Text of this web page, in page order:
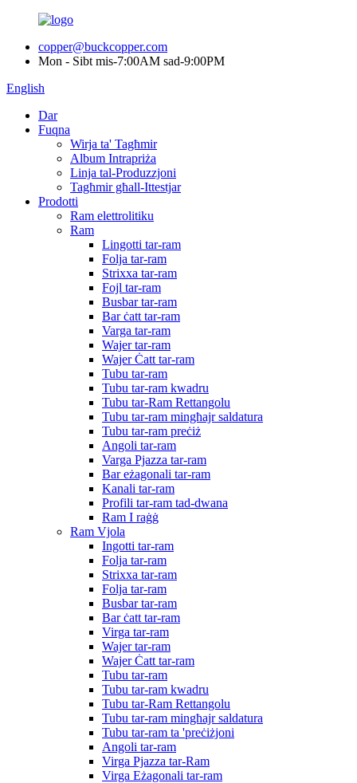
copper@buckcopper.com
Mon - Sibt mis-7:00AM sad-9:00PM
English
Dar
Fuqna
Wirja ta' Tagħmir
Album Intrapriża
Linja tal-Produzzjoni
Tagħmir għall-Ittestjar
Prodotti
Ram elettrolitiku
Ram
Lingotti tar-ram
Folja tar-ram
Strixxa tar-ram
Fojl tar-ram
Busbar tar-ram
Bar ċatt tar-ram
Varga tar-ram
Wajer tar-ram
Wajer Ċatt tar-ram
Tubu tar-ram
Tubu tar-ram kwadru
Tubu tar-Ram Rettangolu
Tubu tar-ram mingħajr saldatura
Tubu tar-ram preċiż
Angoli tar-ram
Varga Pjazza tar-ram
Bar eżagonali tar-ram
Kanali tar-ram
Profili tar-ram tad-dwana
Ram I raġġ
Ram Vjola
Ingotti tar-ram
Folja tar-ram
Strixxa tar-ram
Folja tar-ram
Busbar tar-ram
Bar ċatt tar-ram
Virga tar-ram
Wajer tar-ram
Wajer Ċatt tar-ram
Tubu tar-ram
Tubu tar-ram kwadru
Tubu tar-Ram Rettangolu
Tubu tar-ram mingħajr saldatura
Tubu tar-ram ta 'preċiżjoni
Angoli tar-ram
Virga Pjazza tar-Ram
Virga Eżagonali tar-ram